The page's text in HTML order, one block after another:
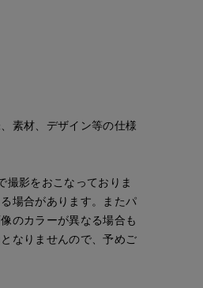
Rie
素材、デザイン等の仕様
撮影をおこなっておりま
場合があります。またパ
のカラーが異なる場合も
なりませんので、予めご